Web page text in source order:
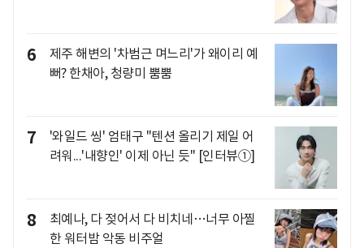
6
제주 해변의 '차범근 며느리'가 왜이리 예
뻐? 한채아, 청량미 뿜뿜
7
'와일드 씽' 엄태구 "텐션 올리기 제일 어
려워...'내향인' 이제 아닌 듯" [인터뷰①]
8
최예나, 다 젖어서 다 비치네…너무 아찔
한 워터밤 악동 비주얼